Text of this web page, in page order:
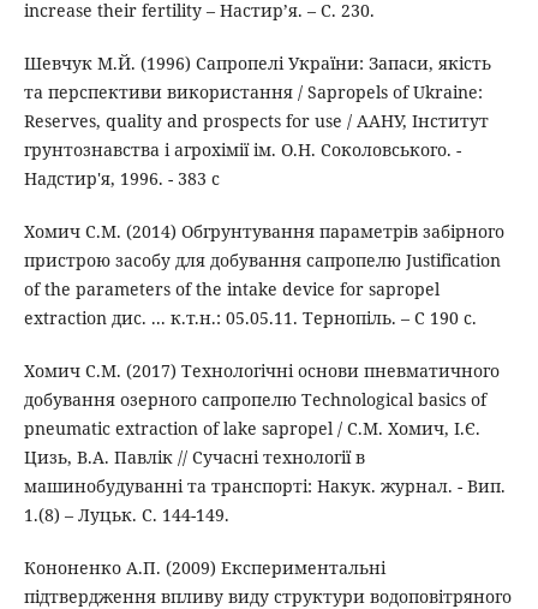
increase their fertility – Настир’я. – С. 230.
Шевчук М.Й. (1996) Сапропелі України: Запаси, якість
та перспективи використання / Sapropels of Ukraine:
Reserves, quality and prospects for use / ААНУ, Інститут
грунтознавства і агрохімії ім. О.Н. Соколовського. -
Надстир'я, 1996. - 383 с
Хомич С.М. (2014) Обгрунтування параметрів забірного
пристрою засобу для добування сапропелю Justification
of the parameters of the intake device for sapropel
extraction дис. ... к.т.н.: 05.05.11. Тернопіль. – С 190 с.
Хомич С.М. (2017) Технологічні основи пневматичного
добування озерного сапропелю Technological basics of
pneumatic extraction of lake sapropel / С.М. Хомич, І.Є.
Цизь, В.А. Павлік // Сучасні технології в
машинобудуванні та транспорті: Накук. журнал. - Вип.
1.(8) – Луцьк. С. 144-149.
Кононенко А.П. (2009) Експериментальні
підтвердження впливу виду структури водоповітряного